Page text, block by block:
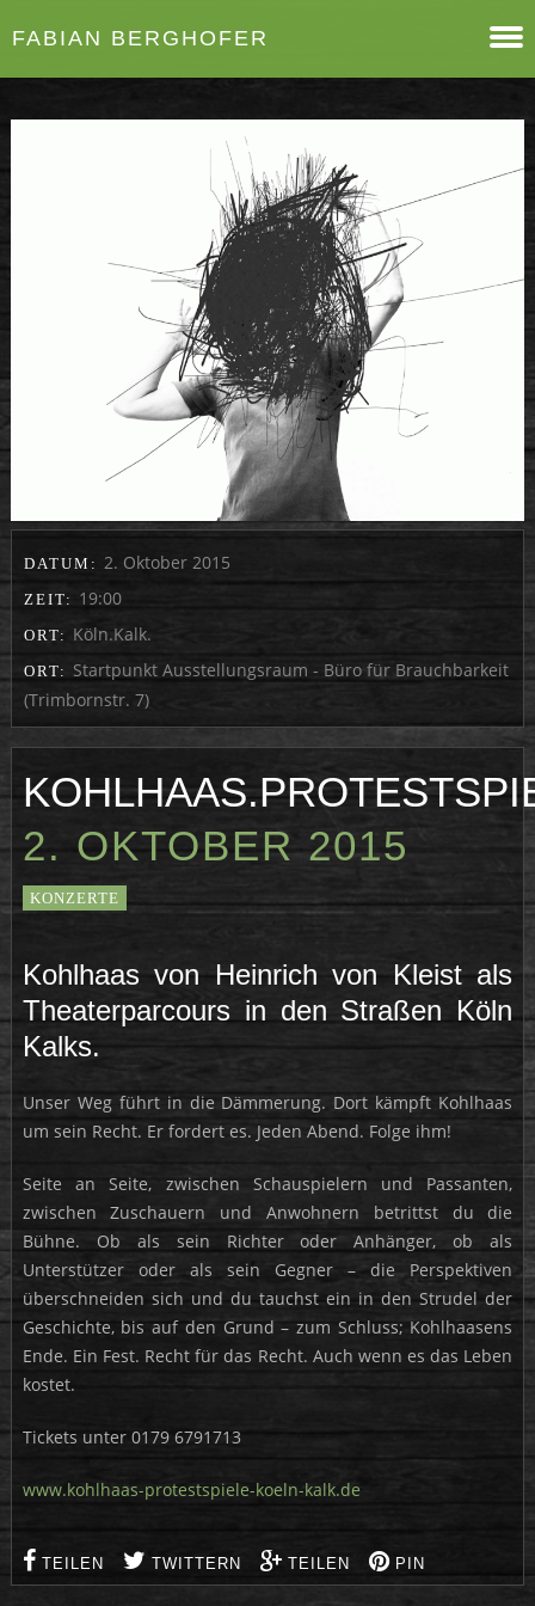
FABIAN BERGHOFER
DATUM: 2. Oktober 2015
ZEIT: 19:00
ORT: Köln.Kalk.
ORT: Startpunkt Ausstellungsraum - Büro für Brauchbarkeit
(Trimbornstr. 7)
2. OKTOBER 2015
KONZERTE
Kohlhaas von Heinrich von Kleist als
Theaterparcours in den Straßen Köln
Kalks.
Unser Weg führt in die Dämmerung. Dort kämpft Kohlhaas
um sein Recht. Er fordert es. Jeden Abend. Folge ihm!
Seite an Seite, zwischen Schauspielern und Passanten,
zwischen Zuschauern und Anwohnern betrittst du die
Bühne. Ob als sein Richter oder Anhänger, ob als
Unterstützer oder als sein Gegner – die Perspektiven
überschneiden sich und du tauchst ein in den Strudel der
Geschichte, bis auf den Grund – zum Schluss; Kohlhaasens
Ende. Ein Fest. Recht für das Recht. Auch wenn es das Leben
kostet.
Tickets unter 0179 6791713
www.kohlhaas-protestspiele-koeln-kalk.de
TEILEN TWITTERN TEILEN PIN